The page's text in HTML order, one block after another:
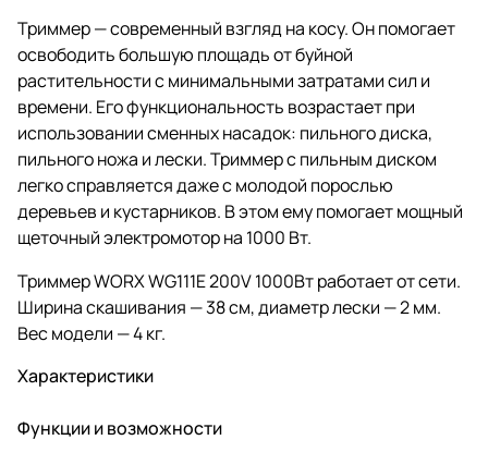
Триммер — современный взгляд на косу. Он помогает
освободить большую площадь от буйной
растительности с минимальными затратами сил и
времени. Его функциональность возрастает при
использовании сменных насадок: пильного диска,
пильного ножа и лески. Триммер с пильным диском
легко справляется даже с молодой порослью
деревьев и кустарников. В этом ему помогает мощный
щеточный электромотор на 1000 Вт.
Триммер WORX WG111E 200V 1000Вт работает от сети.
Ширина скашивания — 38 см, диаметр лески — 2 мм.
Вес модели — 4 кг.
Характеристики
Функции и возможности